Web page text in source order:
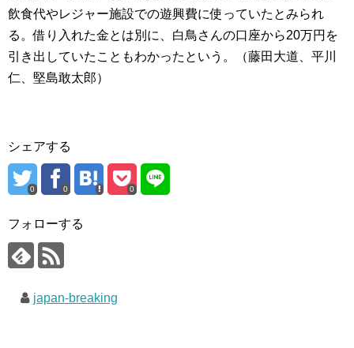
飲食代やレジャー施設での遊興費に使っていたとみられ
る。借り入れた金とは別に、白鳥さんの口座から20万円を
引き出していたこともわかったという。（藤田大道、平川
仁、堅島敢太郎）
シェアする
0 0 0
フォローする
japan-breaking